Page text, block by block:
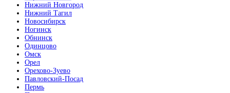
Нижний Новгород
Нижний Тагил
Новосибирск
Ногинск
Обнинск
Одинцово
Омск
Орел
Орехово-Зуево
Павловский-Посад
Пермь